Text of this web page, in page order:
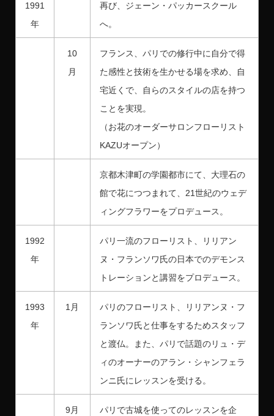
1991
年
再び、ジェーン・パッカースクール
へ。
10
月
フランス、パリでの修行中に自分で得
た感性と技術を生かせる場を求め、自
宅近くで、自らのスタイルの店を持つ
ことを実現。
（お花のオーダーサロンフローリスト
KAZUオープン）
京都木津町の学園都市にて、大理石の
館で花につつまれて、21世紀のウェデ
ィングフラワーをプロデュース。
1992
年
パリ一流のフローリスト、リリアン
ヌ・フランソワ氏の日本でのデモンス
トレーションと講習をプロデュース。
1993
年
1月
パリのフローリスト、リリアンヌ・フ
ランソワ氏と仕事をするためスタッフ
と渡仏。また、パリで話題のリュ・デ
ィのオーナーのアラン・シャンフェラ
ンニ氏にレッスンを受ける。
9月
パリで古城を使ってのレッスンを企